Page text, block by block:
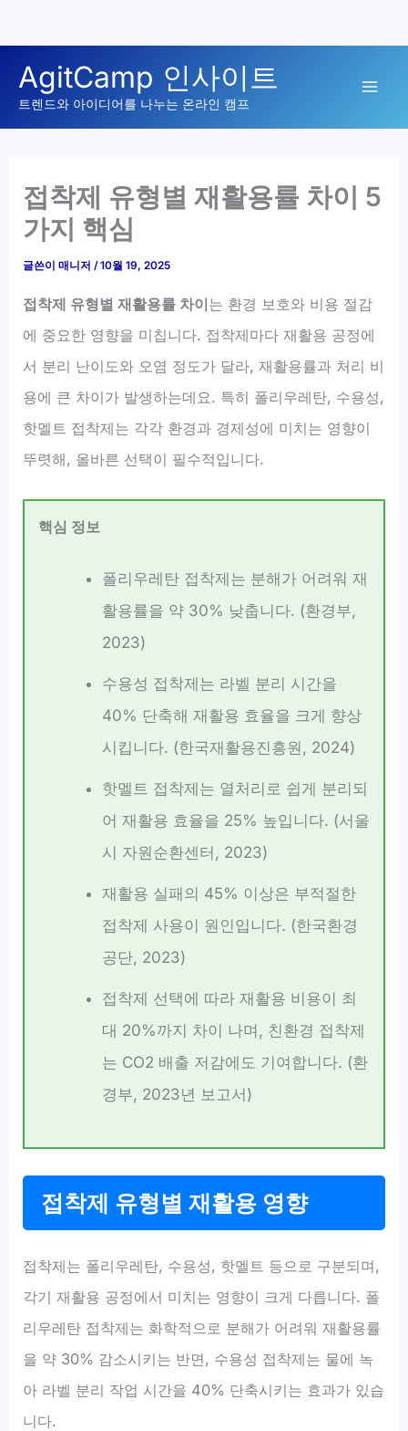
로
AgitCamp 인사이트
트렌드와 아이디어를 나누는 온라인 캠프
접착제 유형별 재활용률 차이 5
가지 핵심
글쓴이매니저/10월 19, 2025
접착제 유형별 재활용률 차이는 환경 보호와 비용 절감
에 중요한 영향을 미칩니다. 접착제마다 재활용 공정에
서 분리 난이도와 오염 정도가 달라, 재활용률과 처리 비
용에 큰 차이가 발생하는데요. 특히 폴리우레탄, 수용성,
핫멜트 접착제는 각각 환경과 경제성에 미치는 영향이
뚜렷해, 올바른 선택이 필수적입니다.
핵심 정보
폴리우레탄 접착제는 분해가 어려워 재
활용률을 약 30% 낮춥니다. (환경부,
2023)
수용성 접착제는 라벨 분리 시간을
40% 단축해 재활용 효율을 크게 향상
시킵니다. (한국재활용진흥원, 2024)
핫멜트 접착제는 열처리로 쉽게 분리되
어 재활용 효율을 25% 높입니다. (서울
시 자원순환센터, 2023)
재활용 실패의 45% 이상은 부적절한
접착제 사용이 원인입니다. (한국환경
공단, 2023)
접착제 선택에 따라 재활용 비용이 최
대 20%까지 차이 나며, 친환경 접착제
는 CO2 배출 저감에도 기여합니다. (환
경부, 2023년 보고서)
접착제 유형별 재활용 영향
접착제는 폴리우레탄, 수용성, 핫멜트 등으로 구분되며,
각기 재활용 공정에서 미치는 영향이 크게 다릅니다. 폴
리우레탄 접착제는 화학적으로 분해가 어려워 재활용률
을 약 30% 감소시키는 반면, 수용성 접착제는 물에 녹
아 라벨 분리 작업 시간을 40% 단축시키는 효과가 있습
니다.